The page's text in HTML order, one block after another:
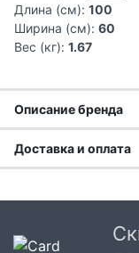
Длина (см): 100
Ширина (см): 60
Вес (кг): 1.67
Описание бренда
Текстильная
и уже успела
домашнем
максимально
Доставка и оплата
Доставка в
В Москве и